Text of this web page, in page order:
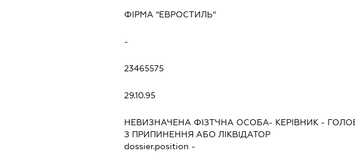
ФІРМА "ЕВРОСТИЛЬ"
-
23465575
29.10.95
НЕВИЗНАЧЕНА ФІЗТЧНА ОСОБА- КЕРІВНИК -
З ПРИПИНЕННЯ АБО ЛІКВІДАТОР
dossier.position -